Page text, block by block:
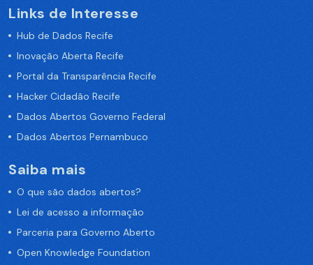
Links de Interesse
Hub de Dados Recife
Inovação Aberta Recife
Portal da Transparência Recife
Hacker Cidadão Recife
Dados Abertos Governo Federal
Dados Abertos Pernambuco
Saiba mais
O que são dados abertos?
Lei de acesso a informação
Parceria para Governo Aberto
Open Knowledge Foundation